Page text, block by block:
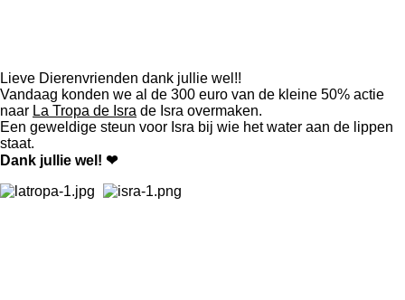
Lieve Dierenvrienden dank jullie wel!!
Vandaag konden we al de 300 euro van de kleine 50% actie
naar La Tropa de Isra de Isra overmaken.
Een geweldige steun voor Isra bij wie het water aan de lippen
staat.
Dank jullie wel! ❤